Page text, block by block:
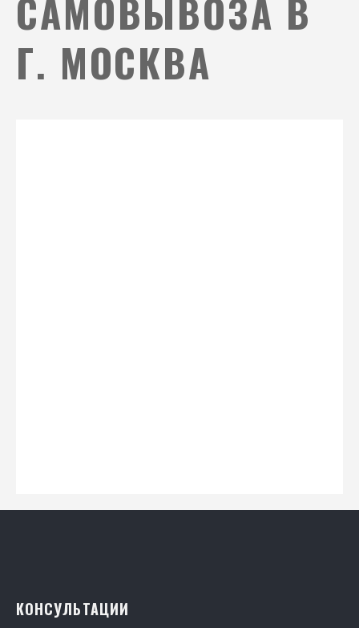
САМОВЫВОЗА В
Г. МОСКВА
КОНСУЛЬТАЦИИ